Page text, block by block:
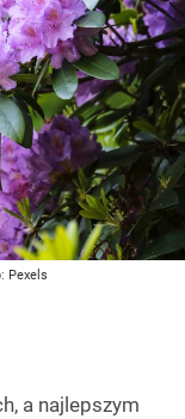
Pexels
a najlepszym